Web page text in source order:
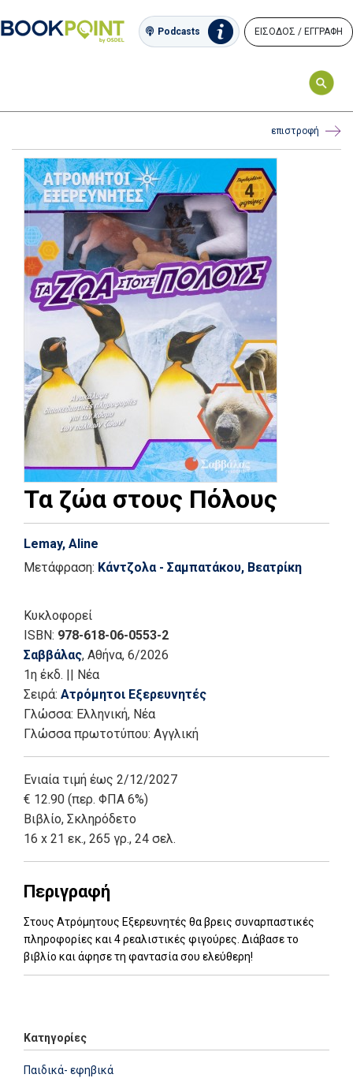
Podcasts ΕΙΣΟΔΟΣ / ΕΓΓΡΑΦΗ
επιστροφή
Τα ζώα στους Πόλους
Lemay, Aline
Μετάφραση: Κάντζολα - Σαμπατάκου, Βεατρίκη
Κυκλοφορεί
ISBN: 978-618-06-0553-2
Σαββάλας, Αθήνα, 6/2026
1η έκδ. || Νέα
Σειρά: Ατρόμητοι Εξερευνητές
Γλώσσα: Ελληνική, Νέα
Γλώσσα πρωτοτύπου: Αγγλική
Ενιαία τιμή έως 2/12/2027
€ 12.90 (περ. ΦΠΑ 6%)
Βιβλίο, Σκληρόδετο
16 x 21 εκ., 265 γρ., 24 σελ.
Περιγραφή
Στους Ατρόμητους Εξερευνητές θα βρεις συναρπαστικές
πληροφορίες και 4 ρεαλιστικές φιγούρες. Διάβασε το
βιβλίο και άφησε τη φαντασία σου ελεύθερη!
Κατηγορίες
Παιδικά- εφηβικά